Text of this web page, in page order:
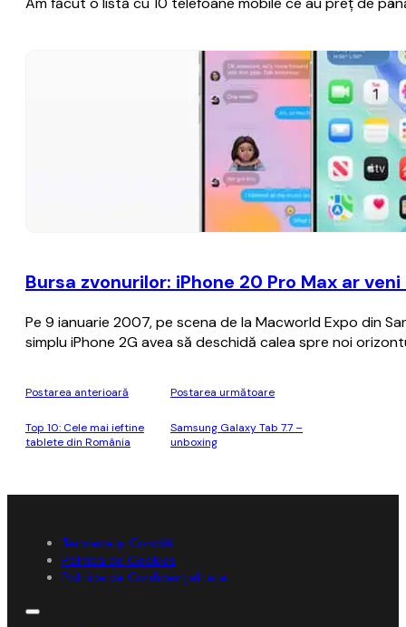
Bursa zvonurilor: iPhone 20 Pro Max ar
Pe 9 ianuarie 2007, pe scena de la Macworld Expo din
simplu iPhone 2G avea să deschidă calea spre noi
Postarea anterioară
Top 10: Cele mai ieftine
tablete din România
Postarea următoare
Samsung Galaxy Tab 7.7 –
unboxing
Termene și Condiții
Politica de Cookies
Politica de Confidențialitate